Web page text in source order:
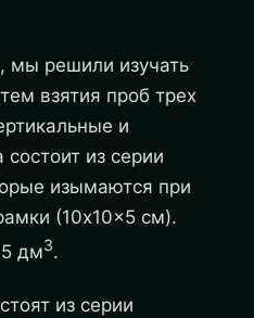
мы решили изучать
взятия проб трех
и
из серии
изымаются при
(10x10x5 см).
дм3.
из серии